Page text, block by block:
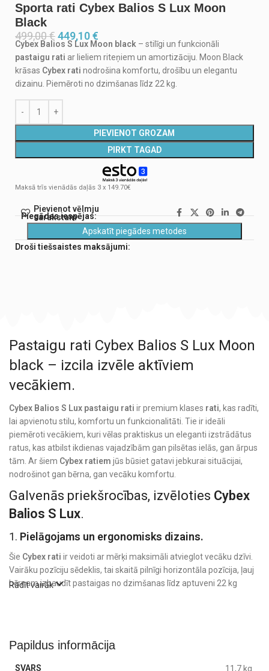
Sporta rati Cybex Balios S Lux Moon
Black
499,00€449,10€
Cybex Balios S Lux Moon black – stilīgi un funkcionāli
pastaigu rati ar lieliem riteņiem un amortizāciju. Moon Black
krāsas Cybex rati nodrošina komfortu, drošību un elegantu
dizainu. Piemēroti no dzimšanas līdz 22 kg.
PIEVIENOT GROZAM
PIRKT TAGAD
Maksā trīs vienādās daļās 3 x 149.70€
Pievienot vēlmju
sarakstam
Piegādes iespējas:
Apskatīt piegādes metodes
Droši tiešsaistes maksājumi:
Pastaigu rati Cybex Balios S Lux Moon
black – izcila izvēle aktīviem
vecākiem.
Cybex Balios S Lux pastaigu rati ir premium klases rati, kas radīti,
lai apvienotu stilu, komfortu un funkcionalitāti. Tie ir ideāli
piemēroti vecākiem, kuri vēlas praktiskus un eleganti izstrādātus
ratus, kas atbilst ikdienas vajadzībām gan pilsētas ielās, gan ārpus
tām. Ar šiem Cybex ratiem jūs būsiet gatavi jebkurai situācijai,
nodrošinot gan bērna, gan vecāku komfortu.
Galvenās priekšrocības, izvēloties Cybex
Balios S Lux.
1. Pielāgojams un ergonomisks dizains.
Šie Cybex rati ir veidoti ar mērķi maksimāli atvieglot vecāku dzīvi.
Vairāku pozīciju sēdeklis, tai skaitā pilnīgi horizontāla pozīcija, ļauj
bērnam izbaudīt pastaigas no dzimšanas līdz aptuveni 22 kg
2.Vienkārša vadāmība.
Balios S Lux
rati ir aprīkoti ar mīksto amortizāciju un lieliem
Rādīt vairāk
Papildus informācija
SVARS 11,7 kg